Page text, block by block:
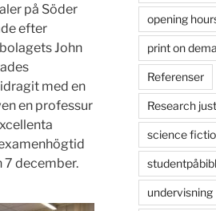
på Söder
efter
John
med en
en professur
7 december.
opening
print on
Referenser
Research
science
undervisning